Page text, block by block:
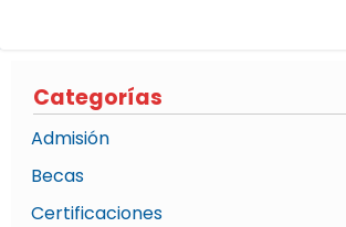
Categorías
Admisión
Becas
Certificaciones